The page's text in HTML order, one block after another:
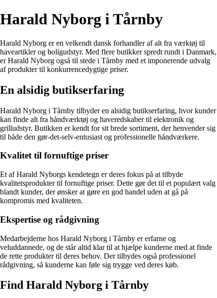
Harald Nyborg i Tårnby
Harald Nyborg er en velkendt dansk forhandler af alt fra værktøj til
haveartikler og boligudstyr. Med flere butikker spredt rundt i Danmark,
er Harald Nyborg også til stede i Tårnby med et imponerende udvalg
af produkter til konkurrencedygtige priser.
En alsidig butikserfaring
Harald Nyborg i Tårnby tilbyder en alsidig butikserfaring, hvor kunder
kan finde alt fra håndværktøj og haveredskaber til elektronik og
grilludstyr. Butikken er kendt for sit brede sortiment, der henvender sig
til både den gør-det-selv-entusiast og professionelle håndværkere.
Kvalitet til fornuftige priser
Et af Harald Nyborgs kendetegn er deres fokus på at tilbyde
kvalitetsprodukter til fornuftige priser. Dette gør det til et populært valg
blandt kunder, der ønsker at gøre en god handel uden at gå på
kompromis med kvaliteten.
Ekspertise og rådgivning
Medarbejderne hos Harald Nyborg i Tårnby er erfarne og
veluddannede, og de står altid klar til at hjælpe kunderne med at finde
de rette produkter til deres behov. Der tilbydes også professionel
rådgivning, så kunderne kan føle sig trygge ved deres køb.
Find Harald Nyborg i Tårnby